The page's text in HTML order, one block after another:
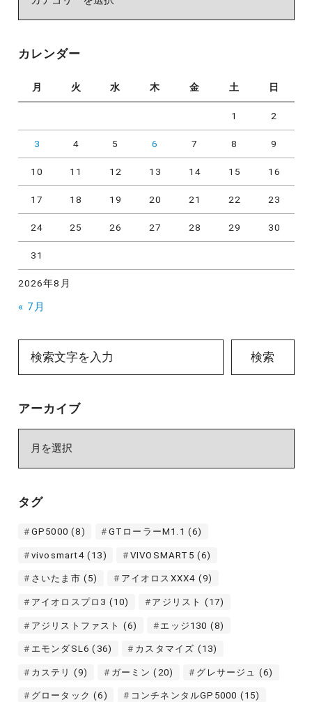
ー
カレンダー
2026年8月
月 火 水 木 金 土 日
1 2
3 4 5 6 7 8 9
10 11 12 13 14 15 16
17 18 19 20 21 22 23
24 25 26 27 28 29 30
31
« 7月
検索
アーカイブ
ブ
タグ
GP5000 (8) GTローラーM1.1 (6)
vivosmart4(13) VIVOSMART5 (6)
さいたま市 (5) アイオロスXXX4 (9)
アイオロスプロ3 (10) アジリスト (17)
アジリストファスト (6) エッジ130 (8)
エモンダSL6 (36) カスタマイズ (13)
カステリ (9) ガーミン (20) グレサージュ (6)
グロータック (6) コンチネンタルGP5000 (15)